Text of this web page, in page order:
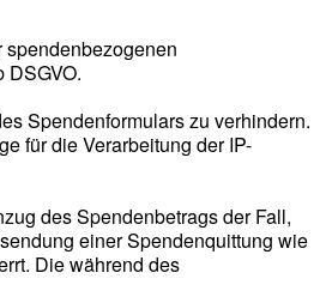
DSGVO.
Spendenformulars zu verhindern.
für die Verarbeitung der IP-
des Spendenbetrags der Fall,
einer Spendenquittung wie
Die während des